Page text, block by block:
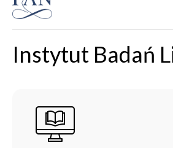
Instytut Badań